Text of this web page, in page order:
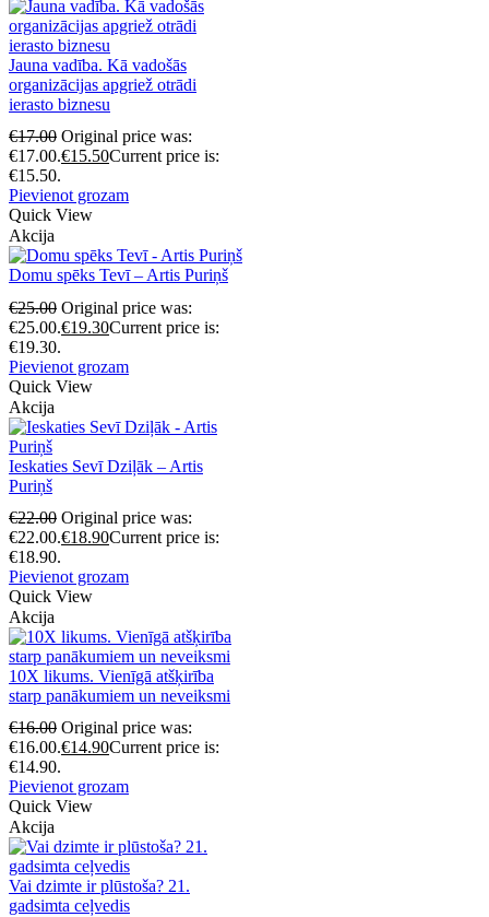
Jauna vadība. Kā vadošās
organizācijas apgriež otrādi
ierasto biznesu
€17.00 Original price was:
€17.00.€15.50Current price is:
€15.50.
Pievienot grozam
Quick View
Akcija
Domu spēks Tevī – Artis Puriņš
€25.00 Original price was:
€25.00.€19.30Current price is:
€19.30.
Pievienot grozam
Quick View
Akcija
Ieskaties Sevī Dziļāk – Artis
Puriņš
€22.00 Original price was:
€22.00.€18.90Current price is:
€18.90.
Pievienot grozam
Quick View
Akcija
10X likums. Vienīgā atšķirība
starp panākumiem un neveiksmi
€16.00 Original price was:
€16.00.€14.90Current price is:
€14.90.
Pievienot grozam
Quick View
Akcija
Vai dzimte ir plūstoša? 21.
gadsimta ceļvedis